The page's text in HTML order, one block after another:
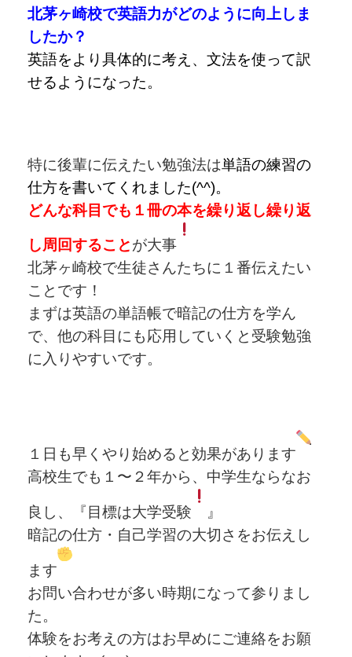
北茅ヶ崎校で英語力がどのように向上しま
したか？
英語をより具体的に考え、文法を使って訳
せるようになった。
特に後輩に伝えたい勉強法は単語の練習の
仕方を書いてくれました(^^)。
どんな科目でも１冊の本を繰り返し繰り返
し周回することが大事
北茅ヶ崎校で生徒さんたちに１番伝えたい
ことです！
まずは英語の単語帳で暗記の仕方を学ん
で、他の科目にも応用していくと受験勉強
に入りやすいです。
１日も早くやり始めると効果があります
高校生でも１〜２年から、中学生ならなお
良し、『目標は大学受験
』
暗記の仕方・自己学習の大切さをお伝えし
ます
お問い合わせが多い時期になって参りまし
た。
体験をお考えの方はお早めにご連絡をお願